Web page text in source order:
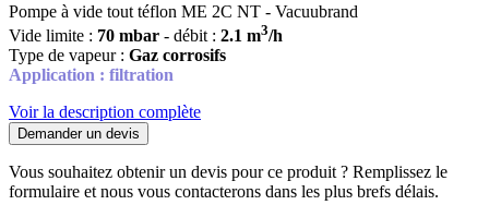
Pompe à vide tout téflon ME 2C NT - Vacuubrand
Vide limite : 70 mbar - débit : 2.1 m3/h
Type de vapeur : Gaz corrosifs
Application : filtration
Voir la description complète
Demander un devis
Vous souhaitez obtenir un devis pour ce produit ? Remplissez le
formulaire et nous vous contacterons dans les plus brefs délais.